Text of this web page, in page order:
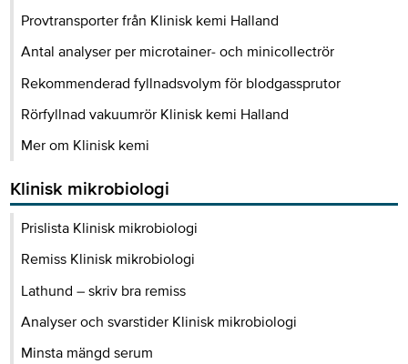
Provtransporter från Klinisk kemi Halland
Antal analyser per microtainer- och minicollectrör
Rekommenderad fyllnadsvolym för blodgassprutor
Rörfyllnad vakuumrör Klinisk kemi Halland
Mer om Klinisk kemi
Klinisk mikrobiologi
Prislista Klinisk mikrobiologi
Remiss Klinisk mikrobiologi
Lathund – skriv bra remiss
Analyser och svarstider Klinisk mikrobiologi
Minsta mängd serum